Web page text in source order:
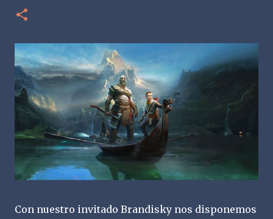
Con nuestro invitado Brandisky nos disponemos